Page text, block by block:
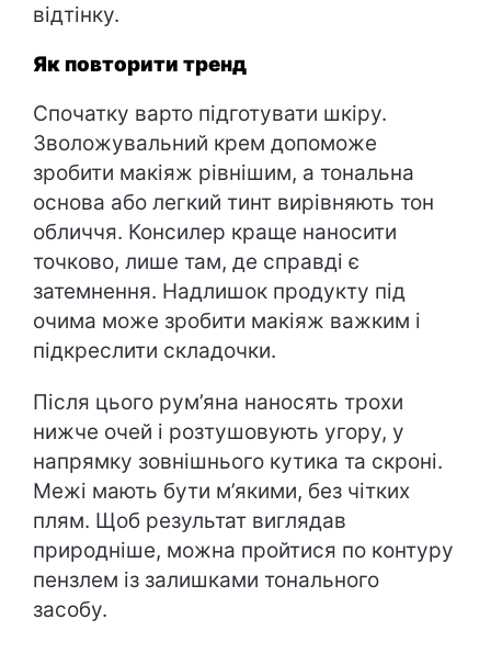
відтінку.
Як повторити тренд
Спочатку варто підготувати шкіру.
Зволожувальний крем допоможе
зробити макіяж рівнішим, а тональна
основа або легкий тинт вирівняють тон
обличчя. Консилер краще наносити
точково, лише там, де справді є
затемнення. Надлишок продукту під
очима може зробити макіяж важким і
підкреслити складочки.
Після цього рум’яна наносять трохи
нижче очей і розтушовують угору, у
напрямку зовнішнього кутика та скроні.
Межі мають бути м’якими, без чітких
плям. Щоб результат виглядав
природніше, можна пройтися по контуру
пензлем із залишками тонального
засобу.